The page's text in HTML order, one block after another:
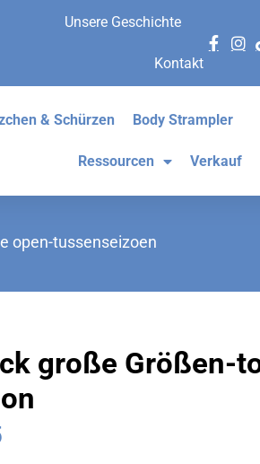
Unsere Geschichte
Kontakt
& Schürzen Body Strampler
Ressourcen Verkauf
open-tussenseizoen
große Größen-